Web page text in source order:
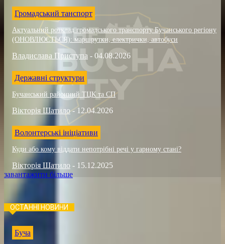
Громадський танспорт
Актуальний розклад громадського транспорту Бучанського регіону
(ОНОВЛЮЄТЬСЯ): маршрутки, електрички, автобуси
Владислава Приступа - 04.08.2026
Державні структури
Бучанський районний ТЦК та СП
Вікторія Шатило - 12.04.2026
Волонтерські ініціативи
Куди або кому віддати непотрібні речі у гарному стані?
Вікторія Шатило - 15.12.2025
завантажити більше
ОСТАННІ НОВИНИ
Буча